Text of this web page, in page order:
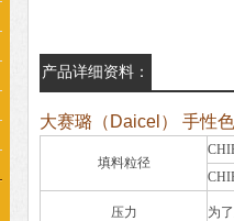
产品详细资料：
大赛璐（Daicel） 手性
填料粒径
压力 为